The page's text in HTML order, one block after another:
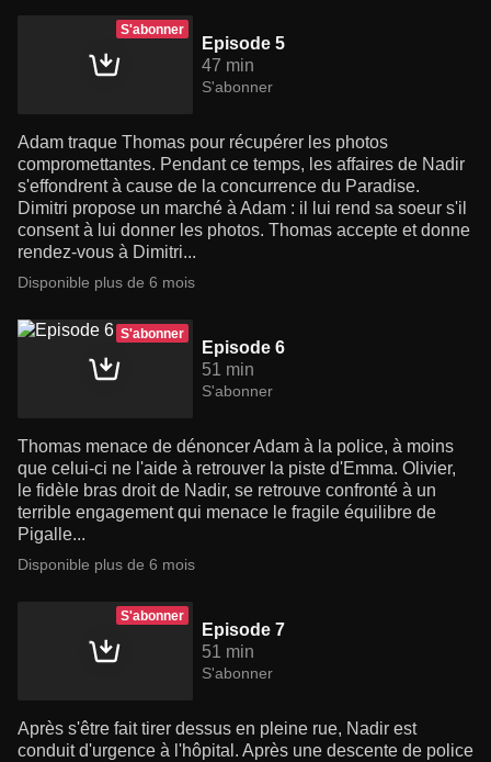
S'abonner
Episode 5
47 min
S'abonner
Adam traque Thomas pour récupérer les photos
compromettantes. Pendant ce temps, les affaires de Nadir
s'effondrent à cause de la concurrence du Paradise.
Dimitri propose un marché à Adam : il lui rend sa soeur s'il
consent à lui donner les photos. Thomas accepte et donne
rendez-vous à Dimitri...
Disponible plus de 6 mois
S'abonner
Episode 6
51 min
S'abonner
Thomas menace de dénoncer Adam à la police, à moins
que celui-ci ne l'aide à retrouver la piste d'Emma. Olivier,
le fidèle bras droit de Nadir, se retrouve confronté à un
terrible engagement qui menace le fragile équilibre de
Pigalle...
Disponible plus de 6 mois
S'abonner
Episode 7
51 min
S'abonner
Après s'être fait tirer dessus en pleine rue, Nadir est
conduit d'urgence à l'hôpital. Après une descente de police